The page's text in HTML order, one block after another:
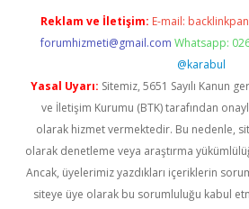
Reklam ve İletişim: E-mail:
forumhizmeti@gmail.com Whatsapp:
@karabul
Yasal Uyarı: Sitemiz, 5651 Sayılı Kanun
ve İletişim Kurumu (BTK) tarafından
olarak hizmet vermektedir. Bu nedenle,
olarak denetleme veya araştırma
Ancak, üyelerimiz yazdıkları içeriklerin
siteye üye olarak bu sorumluluğu kabul